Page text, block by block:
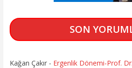
SON
Kağan Çakır- Ergenlik Dönemi-Prof.